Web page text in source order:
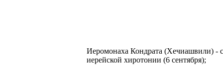
Иеромонаха Кондрата (Хечиашвили) -
иерейской хиротонии (6 сентября);